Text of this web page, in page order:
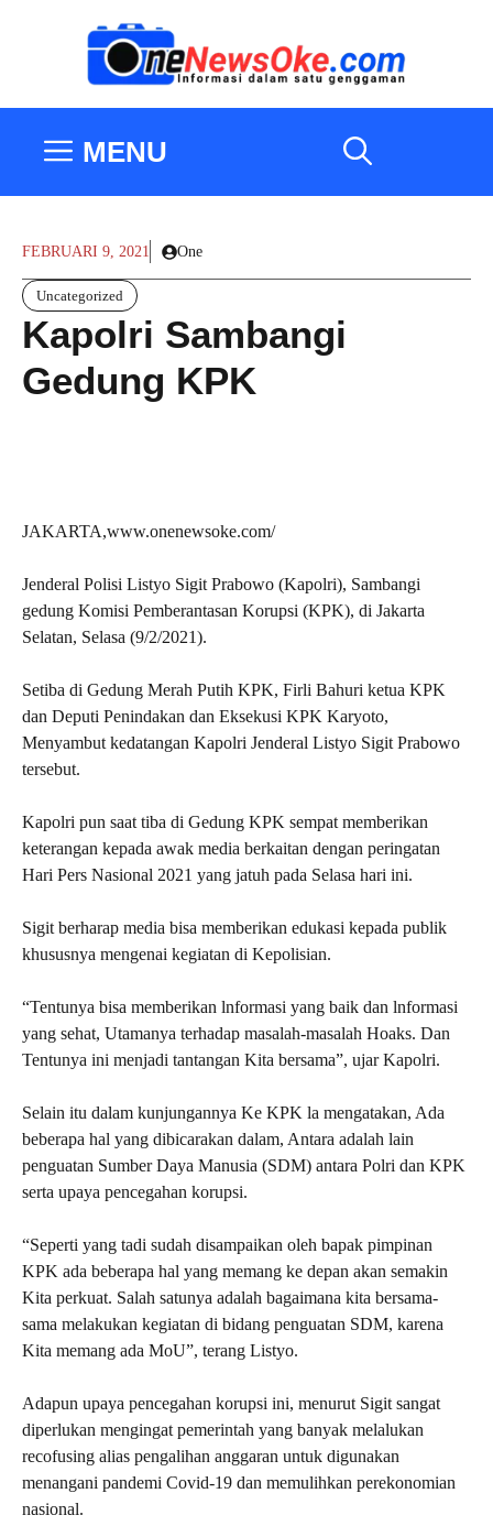
MENU
FEBRUARI 9, 2021 One
Uncategorized
Kapolri Sambangi
Gedung KPK
JAKARTA,www.onenewsoke.com/
Jenderal Polisi Listyo Sigit Prabowo (Kapolri), Sambangi
gedung Komisi Pemberantasan Korupsi (KPK), di Jakarta
Selatan, Selasa (9/2/2021).
Setiba di Gedung Merah Putih KPK, Firli Bahuri ketua KPK
dan Deputi Penindakan dan Eksekusi KPK Karyoto,
Menyambut kedatangan Kapolri Jenderal Listyo Sigit Prabowo
tersebut.
Kapolri pun saat tiba di Gedung KPK sempat memberikan
keterangan kepada awak media berkaitan dengan peringatan
Hari Pers Nasional 2021 yang jatuh pada Selasa hari ini.
Sigit berharap media bisa memberikan edukasi kepada publik
khususnya mengenai kegiatan di Kepolisian.
“Tentunya bisa memberikan lnformasi yang baik dan lnformasi
yang sehat, Utamanya terhadap masalah-masalah Hoaks. Dan
Tentunya ini menjadi tantangan Kita bersama”, ujar Kapolri.
Selain itu dalam kunjungannya Ke KPK la mengatakan, Ada
beberapa hal yang dibicarakan dalam, Antara adalah lain
penguatan Sumber Daya Manusia (SDM) antara Polri dan KPK
serta upaya pencegahan korupsi.
“Seperti yang tadi sudah disampaikan oleh bapak pimpinan
KPK ada beberapa hal yang memang ke depan akan semakin
Kita perkuat. Salah satunya adalah bagaimana kita bersama-
sama melakukan kegiatan di bidang penguatan SDM, karena
Kita memang ada MoU”, terang Listyo.
Adapun upaya pencegahan korupsi ini, menurut Sigit sangat
diperlukan mengingat pemerintah yang banyak melalukan
recofusing alias pengalihan anggaran untuk digunakan
menangani pandemi Covid-19 dan memulihkan perekonomian
nasional.